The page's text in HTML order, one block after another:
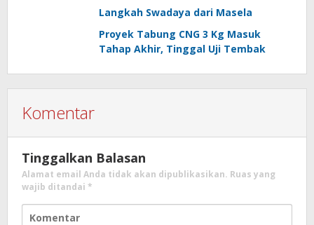
Langkah Swadaya dari Masela
Proyek Tabung CNG 3 Kg Masuk
Tahap Akhir, Tinggal Uji Tembak
Komentar
Tinggalkan Balasan
Alamat email Anda tidak akan dipublikasikan. Ruas yang
wajib ditandai *